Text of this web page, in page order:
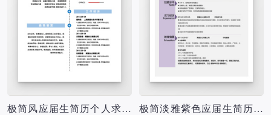
极简风应届生简历个人求职简历
极简淡雅紫色应届生简历个人求职简历